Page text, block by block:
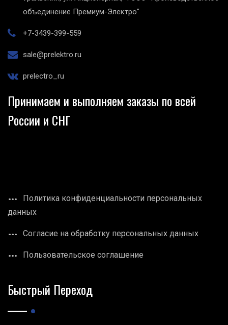
объединение Премиум-Электро"
+7-3439-399-559
sale@prelektro.ru
prelectro_ru
Принимаем и выполняем заказы по всей
России и СНГ
Политика конфиденциальности персональных
данных
Согласие на обработку персональных данных
Пользовательское соглашение
Быстрый Переход